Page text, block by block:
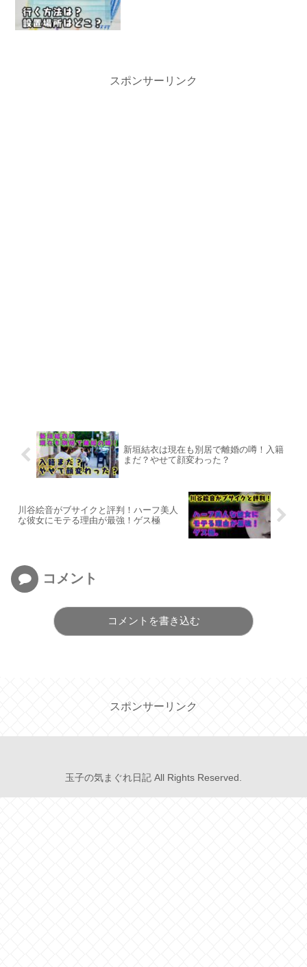
スポンサーリンク
新垣結衣は現在も別居で離婚の噂！入籍
まだ？やせて顔変わった？
川谷絵音がブサイクと評判！ハーフ美人
な彼女にモテる理由が最強！ゲス極
コメント
コメントを書き込む
スポンサーリンク
玉子の気まぐれ日記 All Rights Reserved.